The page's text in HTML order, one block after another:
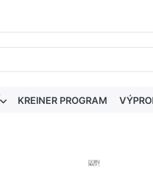
se zobrazí automaticky při
KREINER PROGRAM